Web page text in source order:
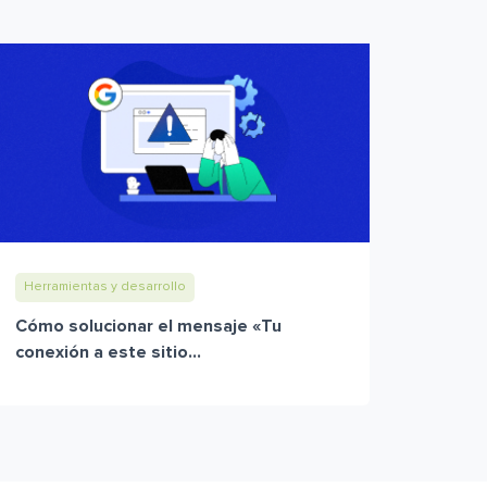
Herramientas y desarrollo
Cómo solucionar el mensaje «Tu
conexión a este sitio...